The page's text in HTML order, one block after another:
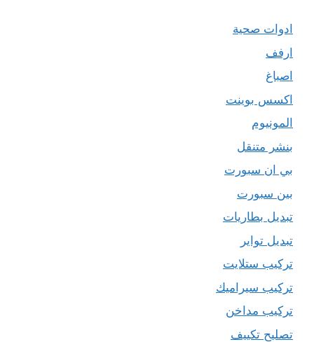
ادوات صحية
ارفف
اصباغ
اكسس بوينت
المونيوم
بنشر متنقل
بي ان سبورت
بين سبورت
تبديل بطاريات
تبديل تواير
تركيب ستلايت
تركيب سيراميك
تركيب مداخن
تصليح تكييف